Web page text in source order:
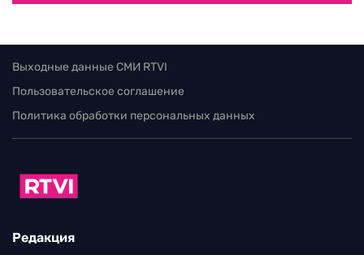
Выходные данные СМИ RTVI
Пользовательское соглашение
Политика обработки персональных данных
Редакция